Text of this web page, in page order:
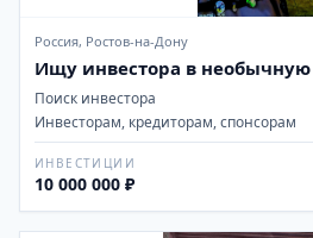
Россия, Ростов-на-Дону
Ищу инвестора в
Поиск инвестора
Инвесторам, кредиторам, спонсорам
ИНВЕСТИЦИИ
10 000 000 ₽